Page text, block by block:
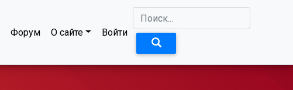
Форум О сайте Войти